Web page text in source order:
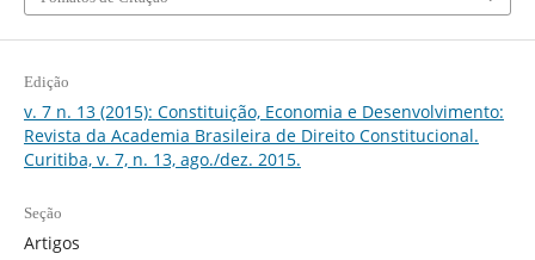
Edição
v. 7 n. 13 (2015): Constituição, Economia e Desenvolvimento:
Revista da Academia Brasileira de Direito Constitucional.
Curitiba, v. 7, n. 13, ago./dez. 2015.
Seção
Artigos